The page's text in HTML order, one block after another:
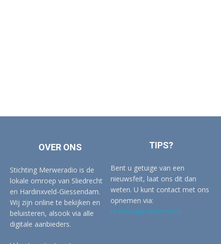
OVER ONS
Stichting Merweradio is de
lokale omroep van Sliedrecht
en Hardinxveld-Giessendam.
Wij zijn online te bekijken en
beluisteren, alsook via alle
digitale aanbieders.
TIPS?
Bent u getuige van een
nieuwsfeit, laat ons dit dan
weten. U kunt contact met ons
opnemen via:
redactie@merwertv.nl